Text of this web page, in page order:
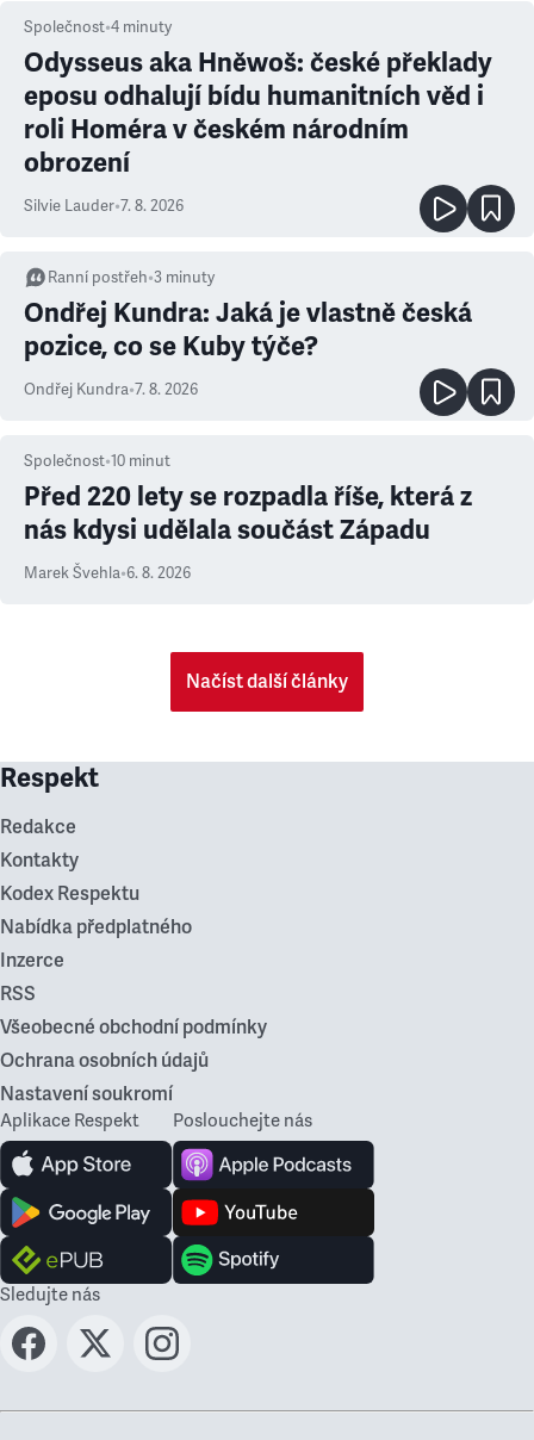
Společnost•4 minuty
Odysseus aka Hněwoš: české překlady
eposu odhalují bídu humanitních věd i
roli Homéra v českém národním
obrození
Silvie Lauder•7. 8. 2026
Ranní postřeh•3 minuty
Ondřej Kundra: Jaká je vlastně česká
pozice, co se Kuby týče?
Ondřej Kundra•7. 8. 2026
Společnost•10 minut
Před 220 lety se rozpadla říše, která z
nás kdysi udělala součást Západu
Marek Švehla•6. 8. 2026
Načíst další články
Respekt
Redakce
Kontakty
Kodex Respektu
Nabídka předplatného
Inzerce
RSS
Všeobecné obchodní podmínky
Ochrana osobních údajů
Nastavení soukromí
Aplikace Respekt Poslouchejte nás
Sledujte nás